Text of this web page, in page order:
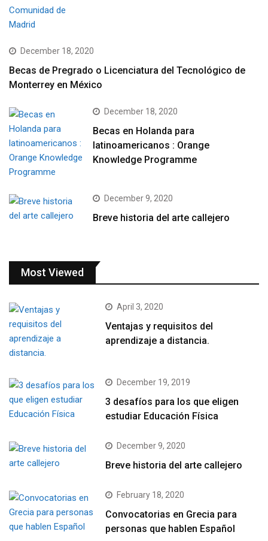
December 18, 2020
Becas de Pregrado o Licenciatura del Tecnológico de
Monterrey en México
December 18, 2020
Becas en Holanda para
latinoamericanos : Orange
Knowledge Programme
December 9, 2020
Breve historia del arte callejero
Most Viewed
April 3, 2020
Ventajas y requisitos del
aprendizaje a distancia.
December 19, 2019
3 desafíos para los que eligen
estudiar Educación Física
December 9, 2020
Breve historia del arte callejero
February 18, 2020
Convocatorias en Grecia para
personas que hablen Español